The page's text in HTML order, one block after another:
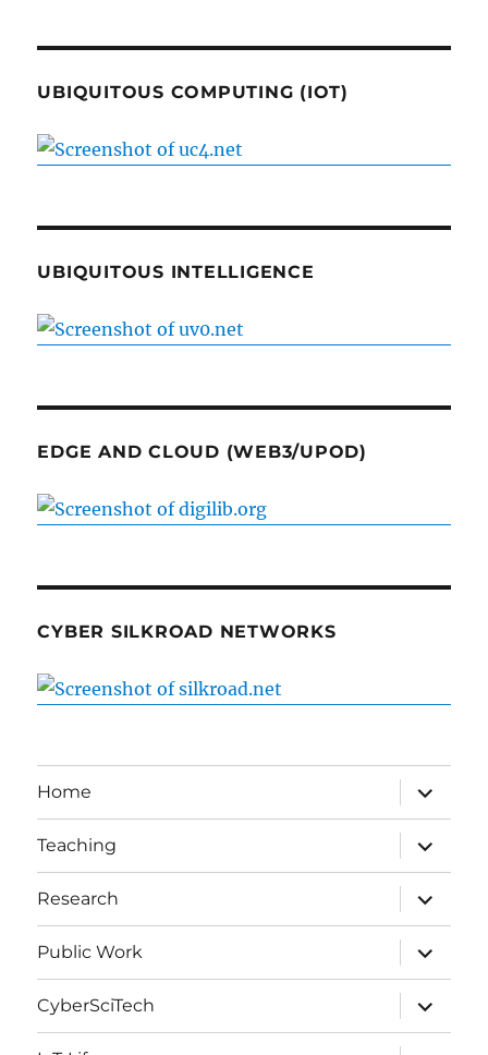
UBIQUITOUS COMPUTING (IOT)
UBIQUITOUS INTELLIGENCE
EDGE AND CLOUD (WEB3/UPOD)
CYBER SILKROAD NETWORKS
Home
expand
child
menu
Teaching
expand
child
menu
Research
expand
child
menu
Public Work
expand
child
menu
CyberSciTech
expand
child
menu